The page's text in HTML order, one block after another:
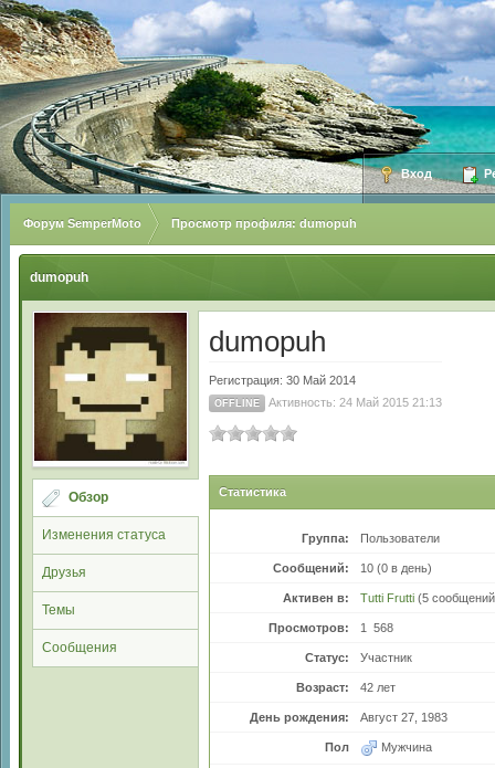
Вход
Форум SemperMoto Просмотр профиля: dumopuh
dumopuh
Обзор
Изменения статуса
Друзья
Темы
Сообщения
dumopuh
Регистрация: 30 Май 2014
OFFLINE Активность: 24 Май 2015 21:13
Статистика
Группа: Пользователи
Сообщений: 10 (0 в день)
Активен в: Tutti Frutti (5
Просмотров: 1 568
Статус: Участник
Возраст: 42 лет
День рождения: Август 27, 1983
Пол Мужчина